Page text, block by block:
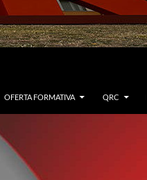
OFERTA FORMATIVA QRC